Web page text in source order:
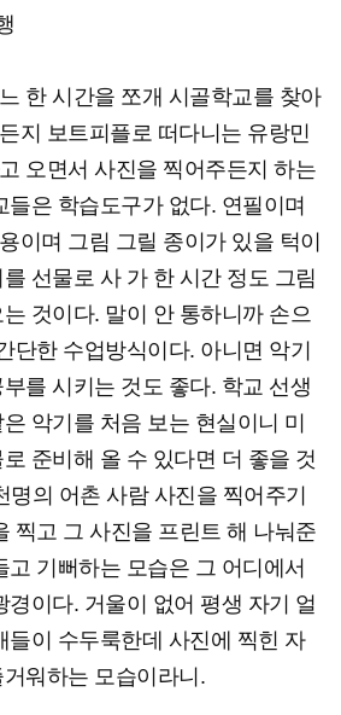
한 시간을 쪼개 시골학교를 찾아
지 보트피플로 떠다니는 유랑민
오면서 사진을 찍어주든지 하는
들은 학습도구가 없다. 연필이며
이며 그림 그릴 종이가 있을 턱이
선물로 사 가 한 시간 정도 그림
것이다. 말이 안 통하니까 손으
단한 수업방식이다. 아니면 악기
를 시키는 것도 좋다. 학교 선생
악기를 처음 보는 현실이니 미
준비해 올 수 있다면 더 좋을 것
명의 어촌 사람 사진을 찍어주기
찍고 그 사진을 프린트 해 나눠준
고 기뻐하는 모습은 그 어디에서
경이다. 거울이 없어 평생 자기 얼
들이 수두룩한데 사진에 찍힌 자
워하는 모습이라니.